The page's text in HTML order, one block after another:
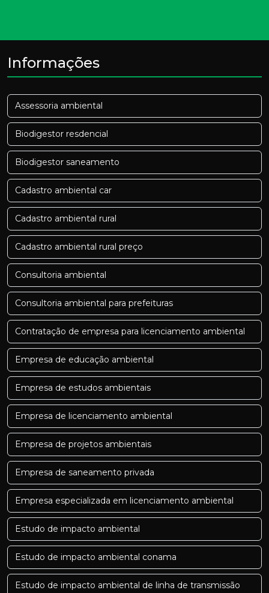
Informações
Assessoria ambiental
Biodigestor resdencial
Biodigestor saneamento
Cadastro ambiental car
Cadastro ambiental rural
Cadastro ambiental rural preço
Consultoria ambiental
Consultoria ambiental para prefeituras
Contratação de empresa para licenciamento ambiental
Empresa de educação ambiental
Empresa de estudos ambientais
Empresa de licenciamento ambiental
Empresa de projetos ambientais
Empresa de saneamento privada
Empresa especializada em licenciamento ambiental
Estudo de impacto ambiental
Estudo de impacto ambiental conama
Estudo de impacto ambiental de linha de transmissão